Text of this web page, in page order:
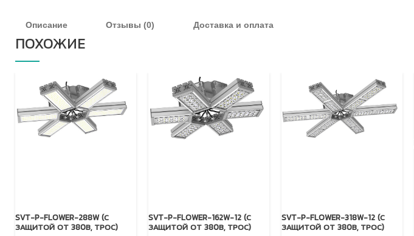
Описание Отзывы (0) Доставка и оплата
ПОХОЖИЕ
SVT-P-FLOWER-288W (С
ЗАЩИТОЙ ОТ 380В, ТРОС)
SVT-P-FLOWER-162W-12 (С
ЗАЩИТОЙ ОТ 380В, ТРОС)
SVT-P-FLOWER-318W-12 (С
ЗАЩИТОЙ ОТ 380В, ТРОС)